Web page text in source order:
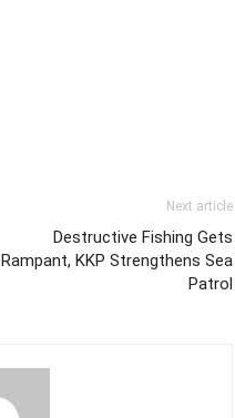
Next article
Destructive Fishing Gets
Rampant, KKP Strengthens Sea
Patrol